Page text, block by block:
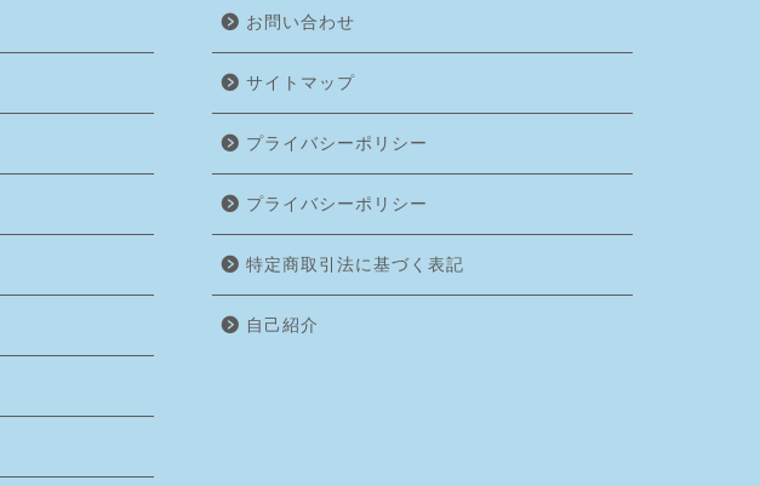
お問い合わせ
サイトマップ
プライバシーポリシー
プライバシーポリシー
特定商取引法に基づく表記
自己紹介